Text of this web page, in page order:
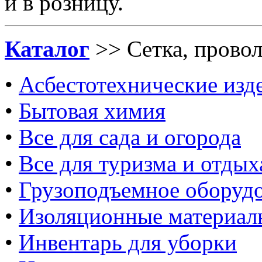
Каталог >> Сетка,
• Асбестотехнические
• Бытовая химия
• Все для сада и огорода
• Все для туризма и
• Грузоподъемное
• Изоляционные
• Инвентарь для уборки